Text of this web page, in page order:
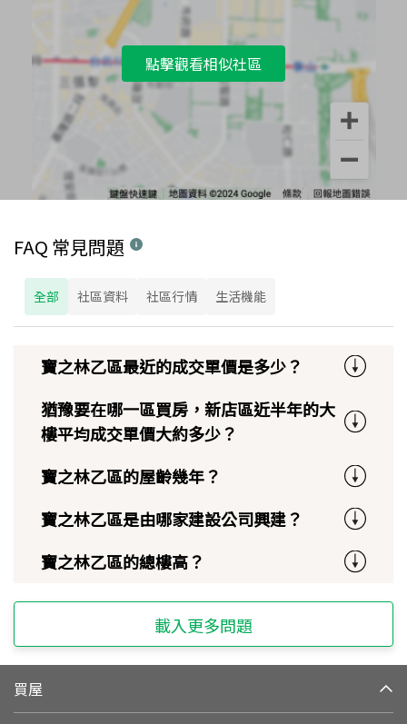
點擊觀看相似社區
FAQ 常見問題
全部 社區資料 社區行情 生活機能
寶之林乙區最近的成交單價是多少？
猶豫要在哪一區買房，新店區近半年的大
樓平均成交單價大約多少？
寶之林乙區的屋齡幾年？
寶之林乙區是由哪家建設公司興建？
寶之林乙區的總樓高？
載入更多問題
買屋